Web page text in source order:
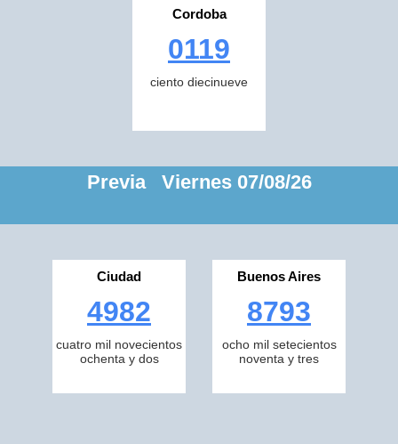
Cordoba
0119
ciento diecinueve
Previa Viernes 07/08/26
Ciudad
4982
cuatro mil novecientos
ochenta y dos
Buenos Aires
8793
ocho mil setecientos
noventa y tres